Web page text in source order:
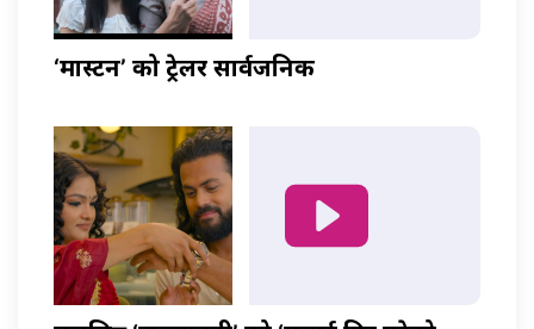
‘मास्टर्नी’ को ट्रेलर सार्वजनिक